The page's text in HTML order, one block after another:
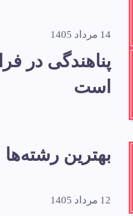
14 مرداد 1405
است
بهترین
12 مرداد 1405